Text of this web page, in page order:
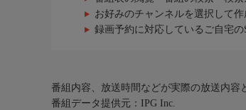
お好みのチャンネルを選択して作
録画予約に対応しているご自宅の
番組内容、放送時間などが実際の放送内容
番組データ提供元：IPG Inc.